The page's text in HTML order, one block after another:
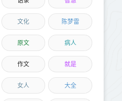
文化 陈梦雷
原文 病人
作文 就是
女人 大全